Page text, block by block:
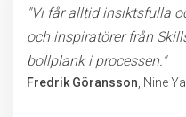
"Vi får alltid insiktsfulla
och inspiratörer från
bollplank i processen."
Fredrik Göransson , Nine